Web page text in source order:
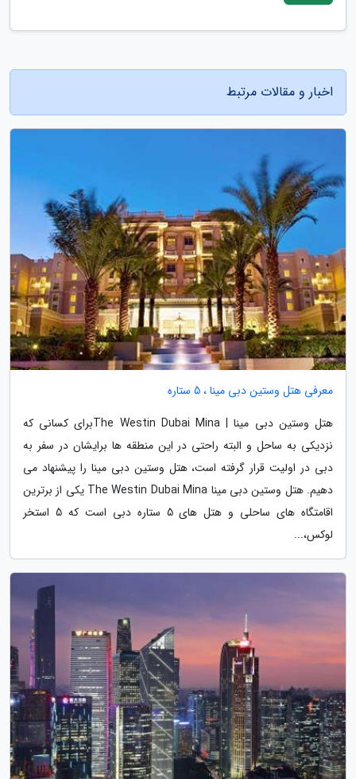
اخبار و مقالات مرتبط
معرفی هتل وستین دبی مینا ، 5 ستاره
هتل وستین دبی مینا | The Westin Dubai Minaبرای کسانی که
نزدیکی به ساحل و البته راحتی در این منطقه ها برایشان در سفر به
دبی در اولیت قرار گرفته است، هتل وستین دبی مینا را پیشنهاد می
دهیم. هتل وستین دبی مینا The Westin Dubai Mina یکی از برترین
اقامتگاه های ساحلی و هتل های 5 ستاره دبی است که 5 استخر
لوکس،...